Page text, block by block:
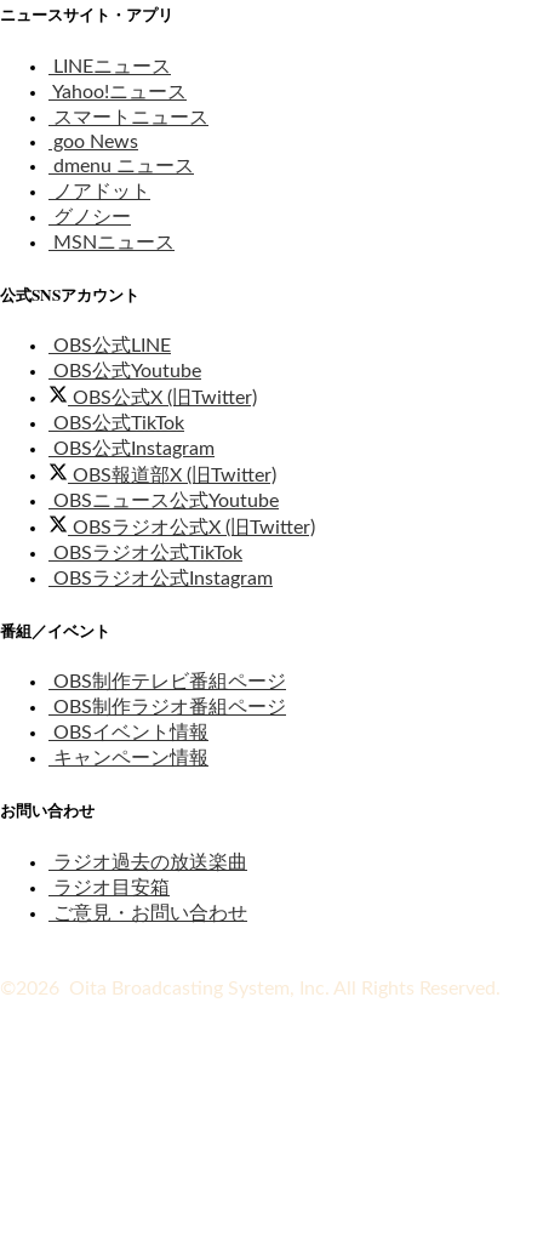
ニュースサイト・アプリ
LINEニュース
Yahoo!ニュース
スマートニュース
goo News
dmenu ニュース
ノアドット
グノシー
MSNニュース
公式SNSアカウント
OBS公式LINE
OBS公式Youtube
OBS公式X (旧Twitter)
OBS公式TikTok
OBS公式Instagram
OBS報道部X (旧Twitter)
OBSニュース公式Youtube
OBSラジオ公式X (旧Twitter)
OBSラジオ公式TikTok
OBSラジオ公式Instagram
番組／イベント
OBS制作テレビ番組ページ
OBS制作ラジオ番組ページ
OBSイベント情報
キャンペーン情報
お問い合わせ
ラジオ過去の放送楽曲
ラジオ目安箱
ご意見・お問い合わせ
©2026 Oita Broadcasting System, Inc. All Rights Reserved.